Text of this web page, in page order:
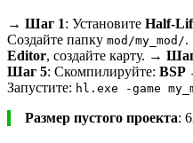
→ Шаг 1: Установите Half-
Создайте папку mod/my_mod/.
Editor, создайте карту. →
Шаг 5: Скомпилируйте:
Запустите: hl.exe -game
Размер пустого проекта: